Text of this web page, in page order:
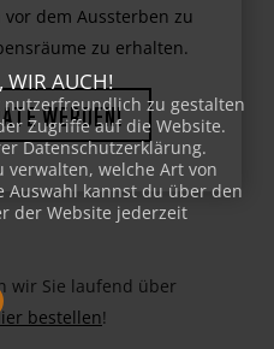
wir Sie laufend über
bestellen!
WIR AUCH!
nutzerfreundlich zu gestalten
Zugriffe auf die Website.
Datenschutzerklärung.
verwalten, welche Art von
Auswahl kannst du über den
der Website jederzeit